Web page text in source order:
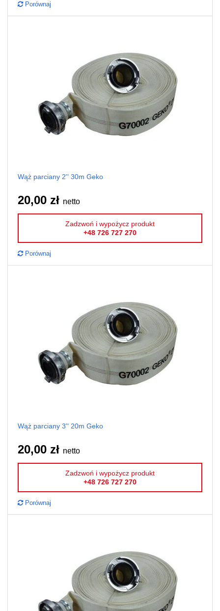
Porównaj
Wąż parciany 2'' 30m Geko
20,00 zł netto
Zadzwoń i wypożycz produkt
+48 726 727 270
Porównaj
Wąż parciany 3'' 20m Geko
20,00 zł netto
Zadzwoń i wypożycz produkt
+48 726 727 270
Porównaj